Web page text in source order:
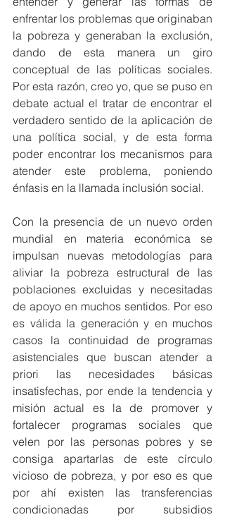
enfrentar los problemas que originaban
la pobreza y generaban la exclusión,
dando de esta manera un giro
conceptual de las políticas sociales.
Por esta razón, creo yo, que se puso en
debate actual el tratar de encontrar el
verdadero sentido de la aplicación de
una política social, y de esta forma
poder encontrar los mecanismos para
atender este problema, poniendo
énfasis en la llamada inclusión social.
Con la presencia de un nuevo orden
mundial en materia económica se
impulsan nuevas metodologías para
aliviar la pobreza estructural de las
poblaciones excluidas y necesitadas
de apoyo en muchos sentidos. Por eso
es válida la generación y en muchos
casos la continuidad de programas
asistenciales que buscan atender a
priori las necesidades básicas
insatisfechas, por ende la tendencia y
misión actual es la de promover y
fortalecer programas sociales que
velen por las personas pobres y se
consiga apartarlas de este círculo
vicioso de pobreza, y por eso es que
por ahí existen las transferencias
condicionadas por subsidios